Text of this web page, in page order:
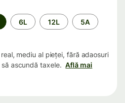
6L 12L 5A
mediu al pieței, fără adaosuri
ascundă taxele. Află mai